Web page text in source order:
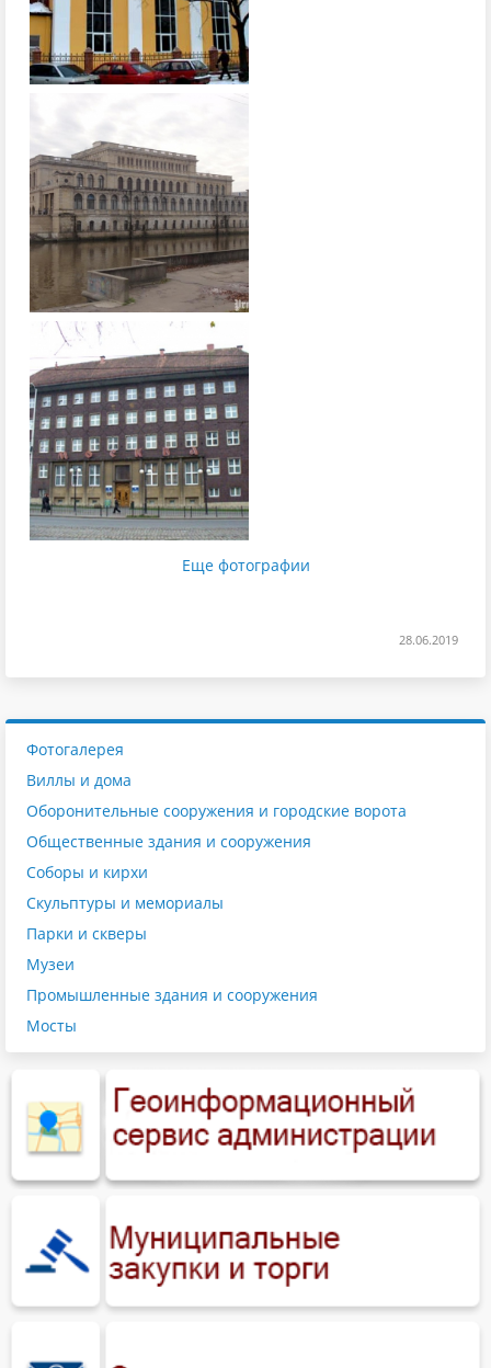
Еще фотографии
28.06.2019
Фотогалерея
Виллы и дома
Оборонительные сооружения и городские ворота
Общественные здания и сооружения
Соборы и кирхи
Скульптуры и мемориалы
Парки и скверы
Музеи
Промышленные здания и сооружения
Мосты